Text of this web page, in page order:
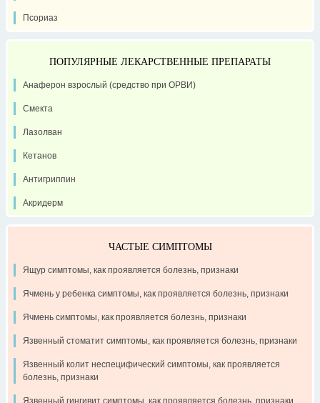
Псориаз
ПОПУЛЯРНЫЕ ЛЕКАРСТВЕННЫЕ ПРЕПАРАТЫ
Анаферон взрослый (средство при ОРВИ)
Смекта
Лазолван
Кетанов
Антигриппин
Акридерм
ЧАСТЫЕ СИМПТОМЫ
Ящур симптомы, как проявляется болезнь, признаки
Ячмень у ребенка симптомы, как проявляется болезнь, признаки
Ячмень симптомы, как проявляется болезнь, признаки
Язвенный стоматит симптомы, как проявляется болезнь, признаки
Язвенный колит неспецифический симптомы, как проявляется
болезнь, признаки
Язвенный гингивит симптомы, как проявляется болезнь, признаки